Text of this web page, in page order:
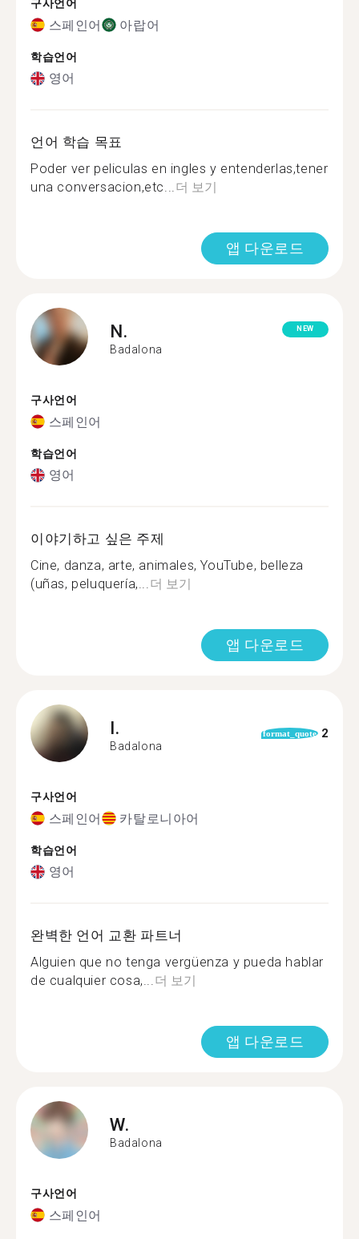
구사언어
스페인어 아랍어
학습언어
영어
언어 학습 목표
Poder ver peliculas en ingles y entenderlas,tener
una conversacion,etc...더 보기
앱 다운로드
N.
Badalona
NEW
구사언어
스페인어
학습언어
영어
이야기하고 싶은 주제
Cine, danza, arte, animales, YouTube, belleza
(uñas, peluquería,...더 보기
앱 다운로드
I.
Badalona
format_quote 2
구사언어
스페인어 카탈로니아어
학습언어
영어
완벽한 언어 교환 파트너
Alguien que no tenga vergüenza y pueda hablar
de cualquier cosa,...더 보기
앱 다운로드
W.
Badalona
구사언어
스페인어